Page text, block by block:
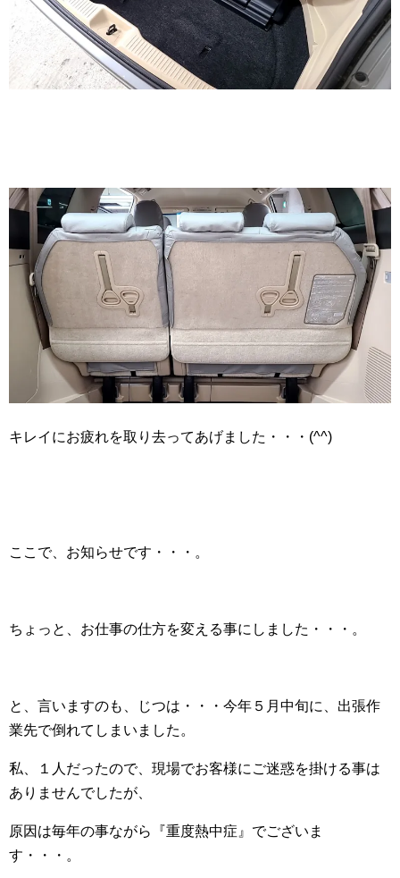
キレイにお疲れを取り去ってあげました・・・(^^)
ここで、お知らせです・・・。
ちょっと、お仕事の仕方を変える事にしました・・・。
と、言いますのも、じつは・・・今年５月中旬に、出張作
業先で倒れてしまいました。
私、１人だったので、現場でお客様にご迷惑を掛ける事は
ありませんでしたが、
原因は毎年の事ながら『重度熱中症』でございま
す・・・。